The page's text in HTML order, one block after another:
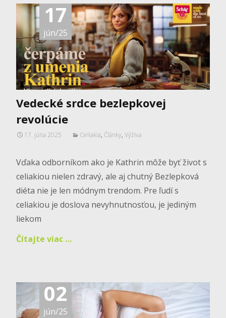
17
jún/25
Vedecké srdce bezlepkovej
revolúcie
17. júna 2025 Celiakia, Články, Výživa
Vďaka odborníkom ako je Kathrin môže byť život s
celiakiou nielen zdravý, ale aj chutný Bezlepková
diéta nie je len módnym trendom. Pre ľudí s
celiakiou je doslova nevyhnutnosťou, je jediným
liekom
Čítajte viac …
02
jún/25